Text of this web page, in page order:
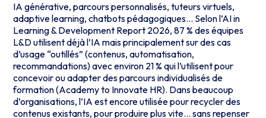
IA générative, parcours personnalisés, tuteurs virtuels,
adaptive learning, chatbots pédagogiques… Selon l’AI in
Learning & Development Report 2026, 87 % des équipes
L&D utilisent déjà l’IA mais principalement sur des cas
d’usage “outillés” (contenus, automatisation,
recommandations) avec environ 21 % qui l’utilisent pour
concevoir ou adapter des parcours individualisés de
formation (Academy to Innovate HR). Dans beaucoup
d’organisations, l’IA est encore utilisée pour recycler des
contenus existants, pour produire plus vite… sans repenser